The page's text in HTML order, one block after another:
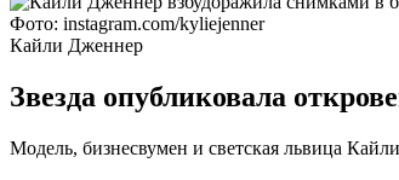
Фото: instagram.com/kyliejenner
Кайли Дженнер
Звезда опубликовала
Модель, бизнесвумен и светская львица